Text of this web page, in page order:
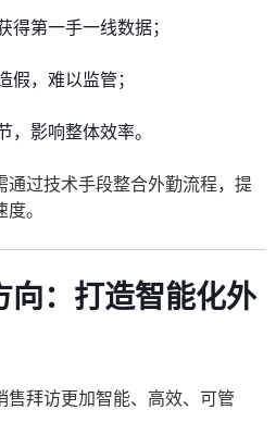
得第一手一线数据；
假，难以监管；
，影响整体效率。
通过技术手段整合外勤流程，提
。
向：打造智能化外
拜访更加智能、高效、可管